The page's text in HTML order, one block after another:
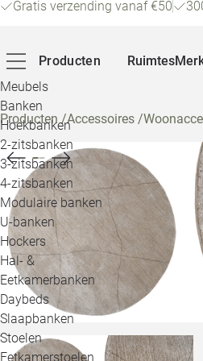
Gratis verzending vanaf €50
Producten
Meubels
Banken
Hoekbanken
2-zitsbanken
3-zitsbanken
4-zitsbanken
Modulaire banken
U-banken
Hockers
Hal- &
Eetkamerbanken
Daybeds
Slaapbanken
Stoelen
Eetkamerstoelen
Ruimtes
Producten/Accessoires /